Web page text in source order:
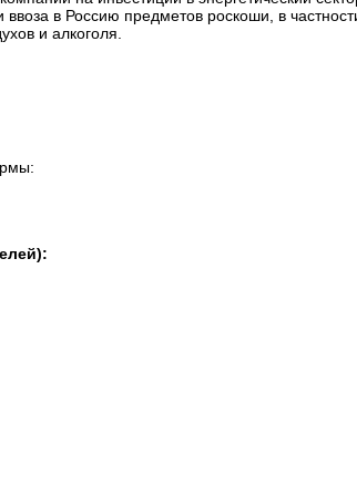
в Россию предметов роскоши, в
и алкоголя.